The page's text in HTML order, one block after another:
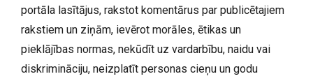
portāla lasītājus, rakstot komentārus par publicētajiem
rakstiem un ziņām, ievērot morāles, ētikas un
pieklājības normas, nekūdīt uz vardarbību, naidu vai
diskrimināciju, neizplatīt personas cieņu un godu